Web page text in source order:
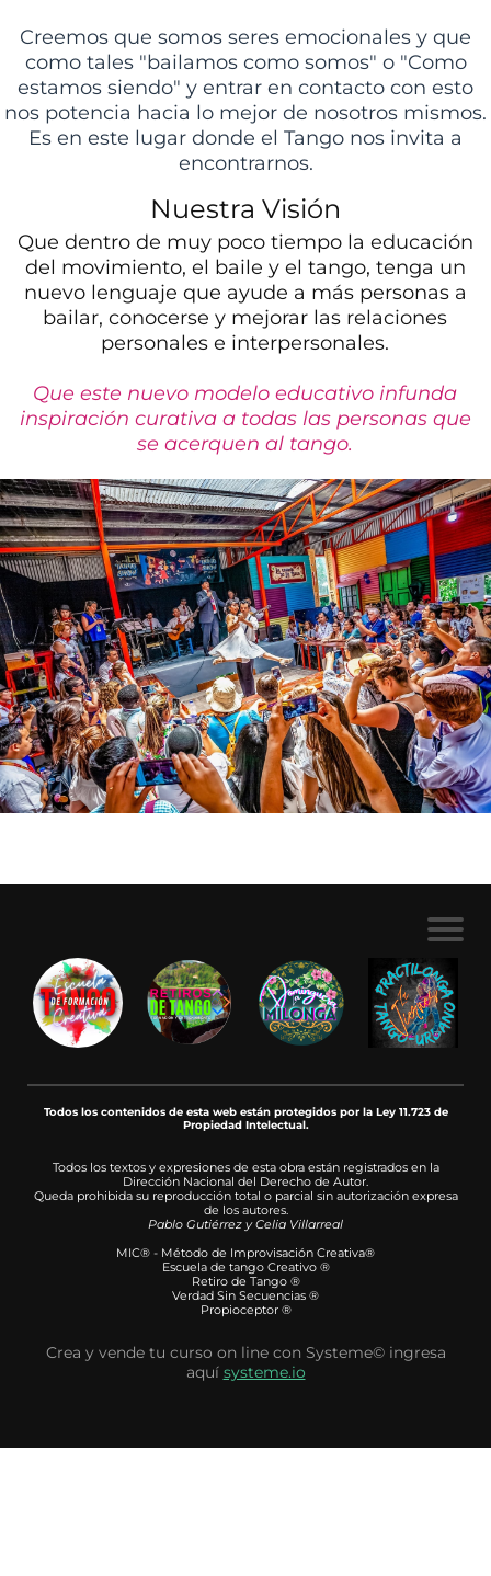
Creemos que somos seres emocionales y que
como tales "bailamos como somos" o "Como
estamos siendo" y entrar en contacto con esto
nos potencia hacia lo mejor de nosotros mismos.
Es en este lugar donde el Tango nos invita a
encontrarnos.
Nuestra Visión
Que dentro de muy poco tiempo la educación
del movimiento, el baile y el tango, tenga un
nuevo lenguaje que ayude a más personas a
bailar, conocerse y mejorar las relaciones
personales e interpersonales.
Que este nuevo modelo educativo infunda
inspiración curativa a todas las personas que
se acerquen al tango.
Todos los contenidos de esta web están protegidos por la Ley 11.723 de
Propiedad Intelectual.
Todos los textos y expresiones de esta obra están registrados en la
Dirección Nacional del Derecho de Autor.
Queda prohibida su reproducción total o parcial sin autorización expresa
de los autores.
Pablo Gutiérrez y Celia Villarreal
MIC® - Método de Improvisación Creativa®
Escuela de tango Creativo ®
Retiro de Tango ®
Verdad Sin Secuencias ®
Propioceptor ®
Crea y vende tu curso on line con Systeme© ingresa
aquí systeme.io